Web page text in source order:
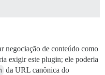
negociação de conteúdo como
exigir este plugin; ele poderia
da URL canônica do